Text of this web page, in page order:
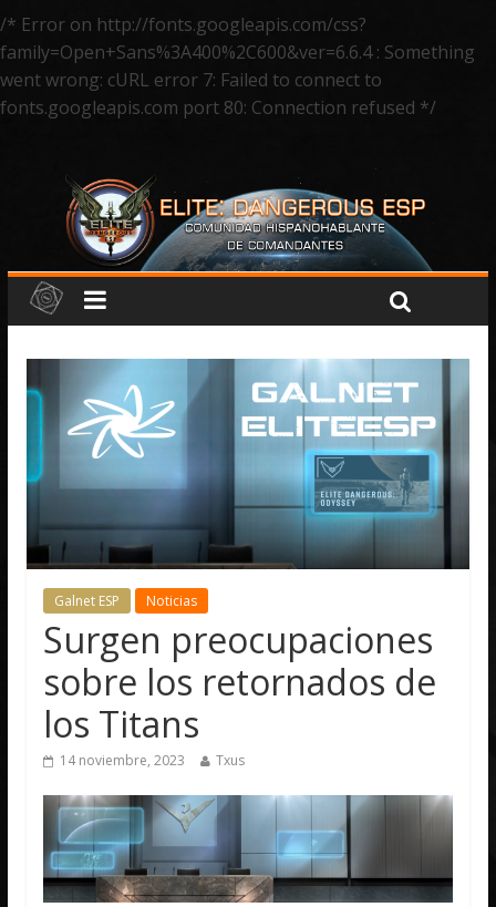
/* Error on http://fonts.googleapis.com/css?
family=Open+Sans%3A400%2C600&ver=6.6.4 : Something
went wrong: cURL error 7: Failed to connect to
fonts.googleapis.com port 80: Connection refused */
Galnet ESP Noticias
Surgen preocupaciones
sobre los retornados de
los Titans
14 noviembre, 2023 Txus